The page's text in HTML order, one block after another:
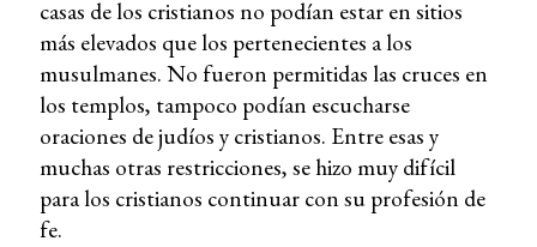
casas de los cristianos no podían estar en sitios
más elevados que los pertenecientes a los
musulmanes. No fueron permitidas las cruces en
los templos, tampoco podían escucharse
oraciones de judíos y cristianos. Entre esas y
muchas otras restricciones, se hizo muy difícil
para los cristianos continuar con su profesión de
fe.